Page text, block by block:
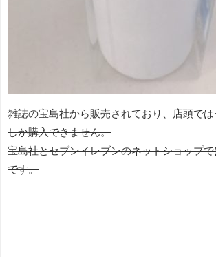
雑誌の宝島社から販売されており、店頭で
しか購入できません。
宝島社とセブンイレブンのネットショップ
です。